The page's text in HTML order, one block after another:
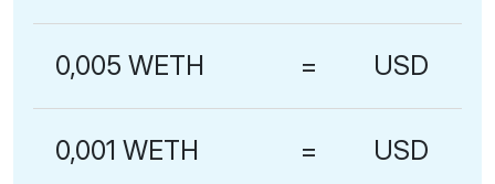
0,005 WETH = USD
0,001 WETH = USD